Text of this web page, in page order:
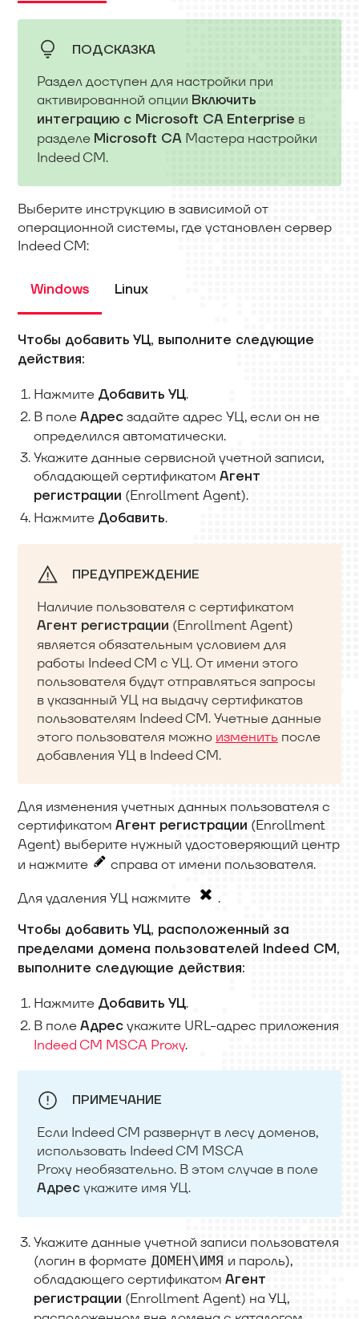
ПОДСКАЗКА
Раздел доступен для настройки при
активированной опции Включить
интеграцию с Microsoft CA Enterprise в
разделе Microsoft CA Мастера настройки
Indeed CM.
Выберите инструкцию в зависимой от
операционной системы, где установлен сервер
Indeed CM:
Windows Linux
Чтобы добавить УЦ, выполните следующие
действия:
Нажмите Добавить УЦ.
В полеАдресзадайте адрес УЦ, если он не
определился автоматически.
Укажите данные сервисной учетной записи,
обладающей сертификатом Агент
регистрации (Enrollment Agent).
Нажмите Добавить.
ПРЕДУПРЕЖДЕНИЕ
Наличие пользователя с сертификатом
Агент регистрации (Enrollment Agent)
является обязательным условием для
работы Indeed CM с УЦ. От имени этого
пользователя будут отправляться запросы
в указанный УЦ на выдачу сертификатов
пользователям Indeed CM. Учетные данные
этого пользователя можно изменить после
добавления УЦ в Indeed CM.
Для изменения учетных данных пользователя с
сертификатом Агент регистрации (Enrollment
Agent) выберите нужный удостоверяющий центр
и нажмите
справа от имени пользователя.
Для удаления УЦ нажмите
.
Чтобы добавить УЦ, расположенный за
пределами домена пользователей Indeed CM,
выполните следующие действия:
Нажмите Добавить УЦ.
В полеАдресукажите URL-адрес приложения
Indeed CM MSCA Proxy.
ПРИМЕЧАНИЕ
Если Indeed CM развернут в лесу доменов,
использовать Indeed CM MSCA
Proxy необязательно. В этом случае в поле
Адресукажите имя УЦ.
Укажите данные учетной записи пользователя
(логин в формате ДОМЕН\ИМЯ и пароль),
обладающего сертификатом Агент
регистрации (Enrollment Agent) на УЦ,